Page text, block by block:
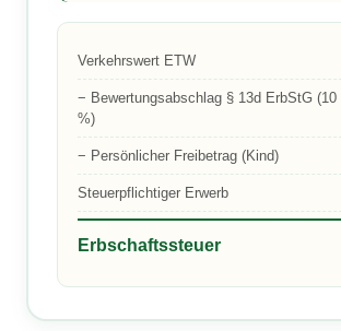
Verkehrswert ETW
− Bewertungsabschlag § 13d ErbStG (10
%)
− Persönlicher Freibetrag (Kind)
Steuerpflichtiger Erwerb
Erbschaftssteuer